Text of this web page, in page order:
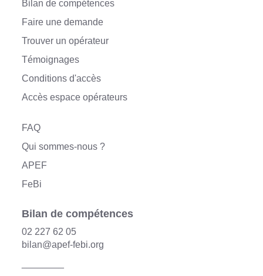
Bilan de compétences
Faire une demande
Trouver un opérateur
Témoignages
Conditions d'accès
Accès espace opérateurs
FAQ
Qui sommes-nous ?
APEF
FeBi
Bilan de compétences
02 227 62 05
bilan@apef-febi.org